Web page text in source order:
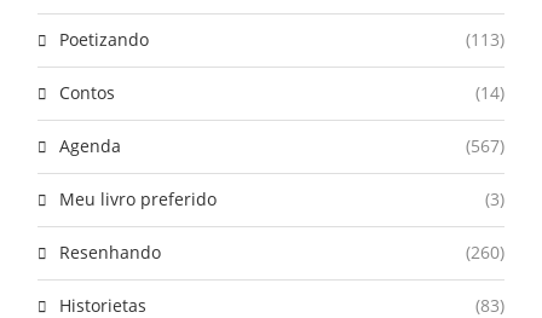
Poetizando (113)
Contos (14)
Agenda (567)
Meu livro preferido (3)
Resenhando (260)
Historietas (83)